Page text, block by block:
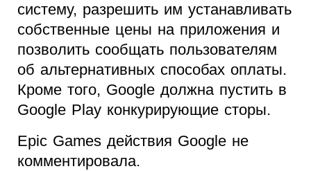
систему, разрешить им устанавливать
собственные цены на приложения и
позволить сообщать пользователям
об альтернативных способах оплаты.
Кроме того, Google должна пустить в
Google Play конкурирующие сторы.
Epic Games действия Google не
комментировала.